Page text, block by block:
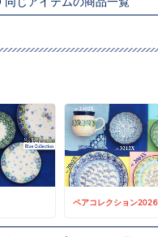
ペアコレクション2026